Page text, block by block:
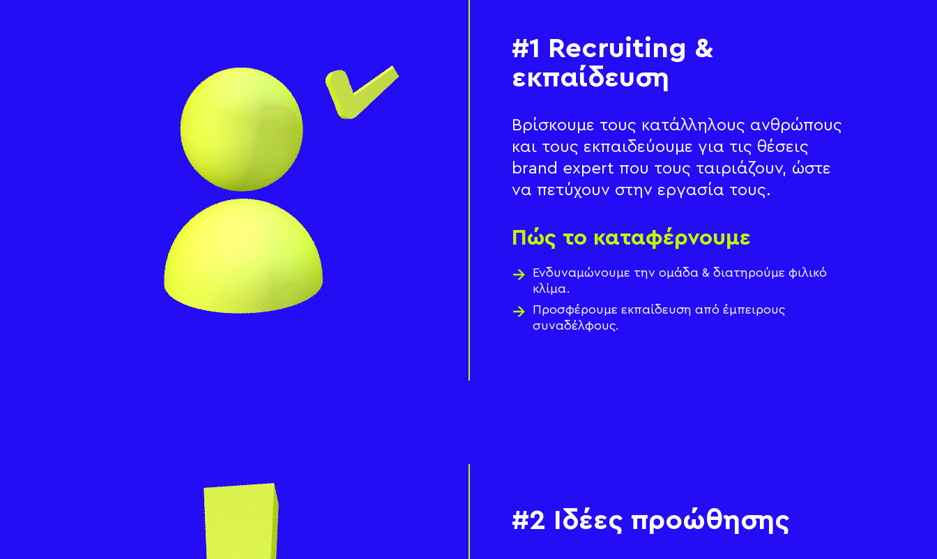
#1 Recruiting &
εκπαίδευση
Βρίσκουμε τους κατάλληλους ανθρώπους
και τους εκπαιδεύουμε για τις θέσεις
brand expert που τους ταιριάζουν, ώστε
να πετύχουν στην εργασία τους.
Πώς το καταφέρνουμε
Ενδυναμώνουμε την ομάδα & διατηρούμε φιλικό
κλίμα.
Προσφέρουμε εκπαίδευση από έμπειρους
συναδέλφους.
#2 Ιδέες προώθησης